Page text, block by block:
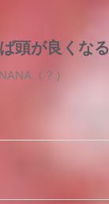
頭が良くなる
（？）